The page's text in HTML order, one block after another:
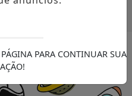
PARA CONTINUAR SUA